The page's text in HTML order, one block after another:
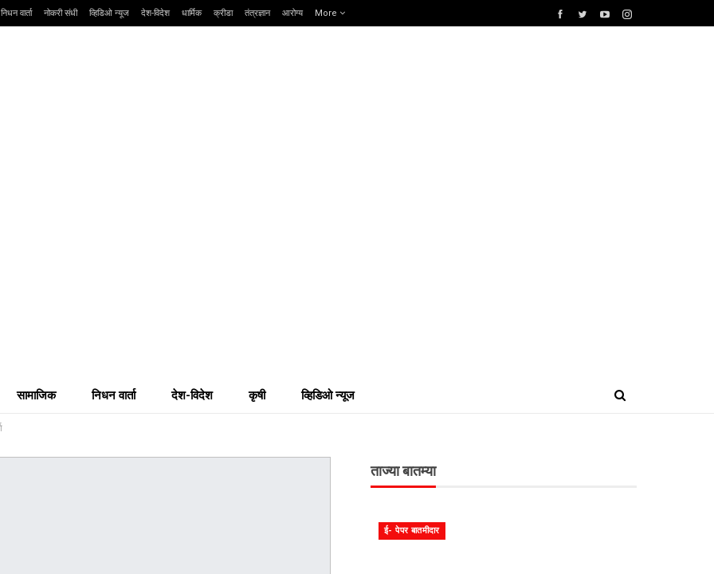
निधन वार्ता नोकरी संधी व्हिडिओ न्यूज देश-विदेश धार्मिक क्रीडा तंत्रज्ञान आरोग्य More
सामाजिक निधन वार्ता देश-विदेश कृषी व्हिडिओ न्यूज
ताज्या बातम्या
ई- पेपर बातमीदार